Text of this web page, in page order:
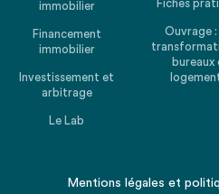
immobilier
Financement
immobilier
Investissement et
arbitrage
Le Lab
Fiches
Ouvrage :
bureaux
Mentions légales et